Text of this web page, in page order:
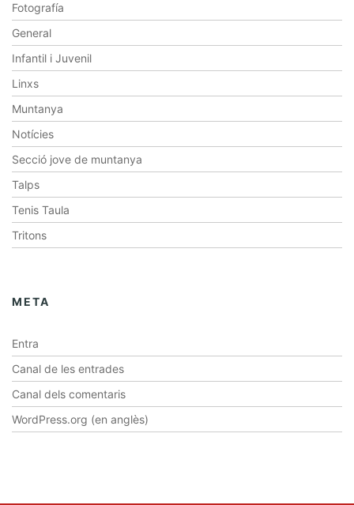
Fotografía
General
Infantil i Juvenil
Linxs
Muntanya
Notícies
Secció jove de muntanya
Talps
Tenis Taula
Tritons
META
Entra
Canal de les entrades
Canal dels comentaris
WordPress.org (en anglès)